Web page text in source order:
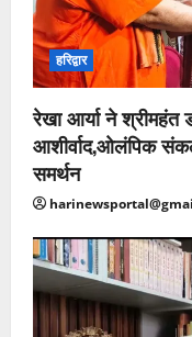
हरिद्वार
रेखा आर्या ने श्रीमहंत
आशीर्वाद,ओलंपिक
समर्थन